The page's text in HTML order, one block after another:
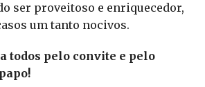
ser proveitoso e enriquecedor,
um tanto nocivos.
todos pelo convite e pelo